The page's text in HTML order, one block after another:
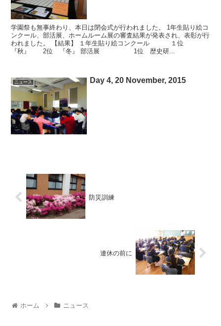
学園祭も無事終わり、本日は閉会式が行われました。 1年生貼り絵コ
ンクール、部活展、ホームルーム展の審査結果が発表され、表彰が行
われました。 【結果】 １年生貼り絵コンクール １位
『秋』 2位 『冬』 部活展 1位 歴史研...
ニュース Day 4, 20 November, 2015
防災訓練
連休の前に
ホーム ニュース